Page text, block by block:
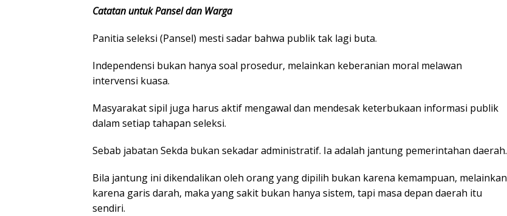
Catatan untuk Pansel dan Warga
Panitia seleksi (Pansel) mesti sadar bahwa publik tak lagi buta.
Independensi bukan hanya soal prosedur, melainkan keberanian moral melawan
intervensi kuasa.
Masyarakat sipil juga harus aktif mengawal dan mendesak keterbukaan informasi publik
dalam setiap tahapan seleksi.
Sebab jabatan Sekda bukan sekadar administratif. Ia adalah jantung pemerintahan daerah.
Bila jantung ini dikendalikan oleh orang yang dipilih bukan karena kemampuan, melainkan
karena garis darah, maka yang sakit bukan hanya sistem, tapi masa depan daerah itu
sendiri.